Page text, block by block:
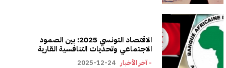
الاقتصاد التونسي 2025: بين الصمود
الاجتماعي وتحديات التنافسية القارية
- آخر الأخبار 2025-12-24